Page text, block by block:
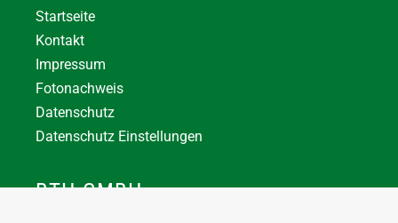
Startseite
Kontakt
Impressum
Fotonachweis
Datenschutz
Datenschutz Einstellungen
BTH GMBH